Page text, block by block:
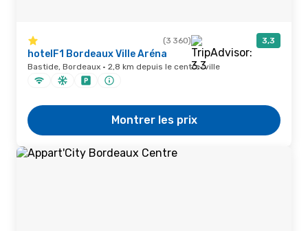
(3 360) 3,3
hotelF1 Bordeaux Ville Aréna
Bastide, Bordeaux · 2,8 km depuis le centre-ville
Montrer les prix